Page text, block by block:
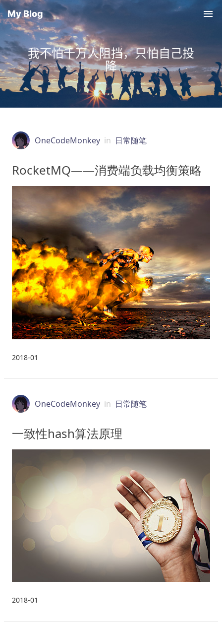
My Blog
我不怕千万人阻挡，只怕自己投
降
OneCodeMonkey in 日常随笔
RocketMQ——消费端负载均衡策略
2018-01
OneCodeMonkey in 日常随笔
一致性hash算法原理
2018-01